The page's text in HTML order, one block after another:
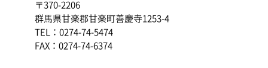
〒370-2206
群馬県甘楽郡甘楽町善慶寺1253-4
TEL：0274-74-5474
FAX：0274-74-6374